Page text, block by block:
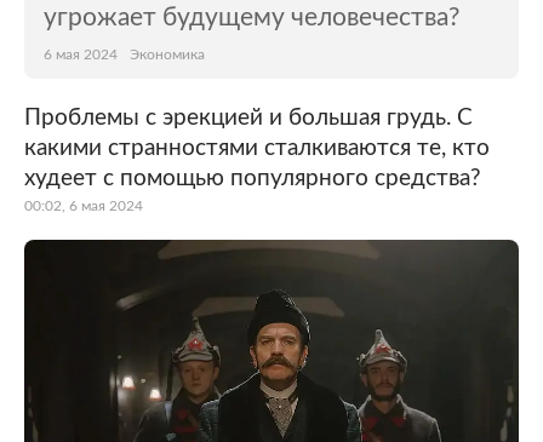
угрожает будущему человечества?
6 мая 2024 Экономика
Проблемы с эрекцией и большая грудь. С
какими странностями сталкиваются те, кто
худеет с помощью популярного средства?
00:02, 6 мая 2024